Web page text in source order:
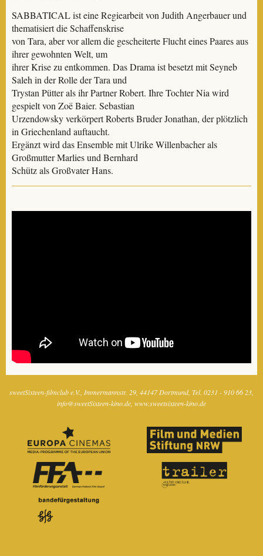
SABBATICAL ist eine Regiearbeit von Judith Angerbauer und
thematisiert die Schaffenskrise
von Tara, aber vor allem die gescheiterte Flucht eines Paares aus
ihrer gewohnten Welt, um
ihrer Krise zu entkommen. Das Drama ist besetzt mit Seyneb
Saleh in der Rolle der Tara und
Trystan Pütter als ihr Partner Robert. Ihre Tochter Nia wird
gespielt von Zoë Baier. Sebastian
Urzendowsky verkörpert Roberts Bruder Jonathan, der plötzlich
in Griechenland auftaucht.
Ergänzt wird das Ensemble mit Ulrike Willenbacher als
Großmutter Marlies und Bernhard
Schütz als Großvater Hans.
sweetSixteen-filmclub e.V. Immermannstr. 29 44147 Dortmund Tel. 0231 - 910 66 23
info@sweetSixteen-kino.de www.sweetsixteen-kino.de